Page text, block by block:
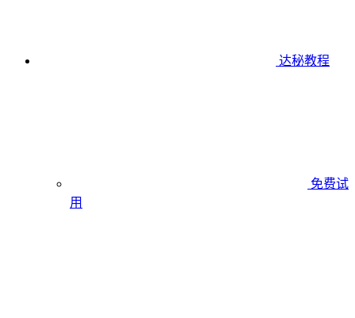
达秘教程
免费试
用